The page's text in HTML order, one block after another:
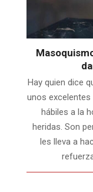
Hay quien dice
unos
hábiles a la
heridas. Son
les lleva a